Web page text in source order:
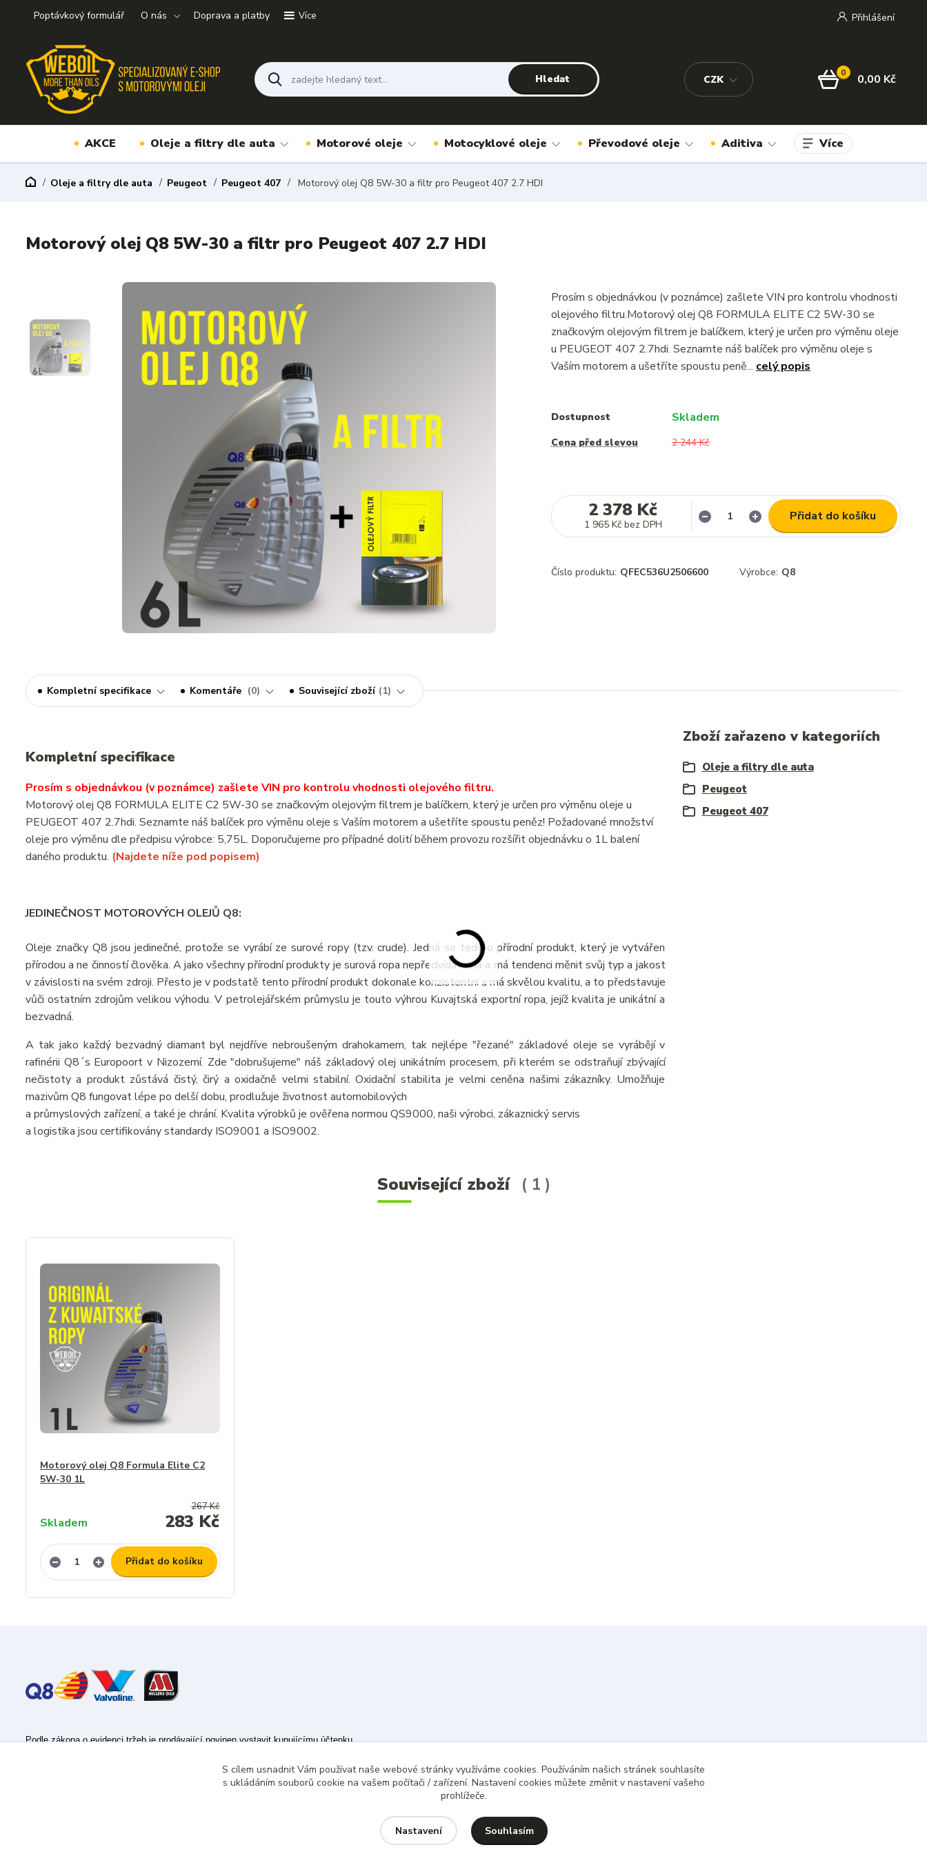
Poptávkový formulář O nás Doprava a platby Více
CZK
Přihlášení
Hledat 0 0,00 Kč
AKCE Oleje a filtry dle auta Motorové oleje Motocyklové oleje Převodové oleje Aditiva Více
Oleje a filtry dle auta Peugeot Peugeot 407 Motorový olej Q8 5W-30 a filtr pro Peugeot 407 2.7 HDI
Motorový olej Q8 5W-30 a filtr pro Peugeot 407 2.7 HDI
Prosím s objednávkou (v poznámce) zašlete VIN pro kontrolu vhodnosti
olejového filtru.Motorový olej Q8 FORMULA ELITE C2 5W-30 se
značkovým olejovým filtrem je balíčkem, který je určen pro výměnu oleje
u PEUGEOT 407 2.7hdi. Seznamte náš balíček pro výměnu oleje s
Vaším motorem a ušetříte spoustu peně... celý popis
Dostupnost Skladem
Cena před slevou 2 244 Kč
2 378 Kč
1 965 Kč bez DPH
Přidat do košíku
Číslo produktu: QFEC536U2506600 Výrobce: Q8
Kompletní specifikace Komentáře 0 Související zboží 1
Kompletní specifikace
Prosím s objednávkou (v poznámce) zašlete VIN pro kontrolu vhodnosti olejového filtru.
Motorový olej Q8 FORMULA ELITE C2 5W-30 se značkovým olejovým filtrem je balíčkem, který je určen pro výměnu oleje u
PEUGEOT 407 2.7hdi. Seznamte náš balíček pro výměnu oleje s Vaším motorem a ušetříte spoustu peněz! Požadované množství
oleje pro výměnu dle předpisu výrobce: 5,75L. Doporučujeme pro případné dolití během provozu rozšířit objednávku o 1L balení
daného produktu. (Najdete níže pod popisem)
JEDINEČNOST MOTOROVÝCH OLEJŮ Q8:
Oleje značky Q8 jsou jedinečné, protože se vyrábí ze surové ropy (tzv. crude). Jedná se tedy o přírodní produkt, který je vytvářen
přírodou a ne činností člověka. A jako všechny přírodní produkty je surová ropa nepředvídatelná a má tendenci měnit svůj typ a jakost
v závislosti na svém zdroji. Přesto je v podstatě tento přírodní produkt dokonale konzistentní a má skvělou kvalitu, a to představuje
vůči ostatním zdrojům velikou výhodu. V petrolejářském průmyslu je touto výhrou Kuvajtská exportní ropa, jejíž kvalita je unikátní a
bezvadná.
A tak jako každý bezvadný diamant byl nejdříve nebroušeným drahokamem, tak nejlépe "řezané" základové oleje se vyrábějí v
rafinérii Q8´s Europoort v Nizozemí. Zde "dobrušujeme" náš základový olej unikátním procesem, při kterém se odstraňují zbývající
nečistoty a produkt zůstává čistý, čirý a oxidačně velmi stabilní. Oxidační stabilita je velmi ceněna našimi zákazníky. Umožňuje
mazivům Q8 fungovat lépe po delší dobu, prodlužuje životnost automobilových
a průmyslových zařízení, a také je chrání. Kvalita výrobků je ověřena normou QS9000, naši výrobci, zákaznický servis
a logistika jsou certifikovány standardy ISO9001 a ISO9002.
Zboží zařazeno v kategoriích
Oleje a filtry dle auta
Peugeot
Peugeot 407
Související zboží 1
Motorový olej Q8 Formula Elite C2
5W-30 1L
267 Kč
283 Kč
Skladem
Přidat do košíku
Podle zákona o evidenci tržeb je prodávající povinen vystavit kupujícímu účtenku.
Zároveň je povinen zaevidovat přijatou tržbu u správce daně online; v případě technického výpadku pak nejpozději do 48 hodin.
S cílem usnadnit Vám používat naše webové stránky využíváme cookies. Používáním našich stránek souhlasíte
s ukládáním souborů cookie na vašem počítači / zařízení. Nastavení cookies můžete změnit v nastavení vašeho
prohlížeče.
Nastavení Souhlasím